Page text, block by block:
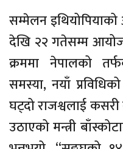
सम्मेलन
देखि २२ गतेसम्म
क्रममा नेपालको
समस्या, नयाँ
घट्दो राजश्वलाई कसरी
उठाएको मन्त्री